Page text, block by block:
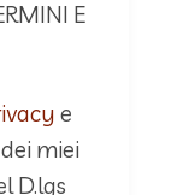
E
e
miei
D.lgs